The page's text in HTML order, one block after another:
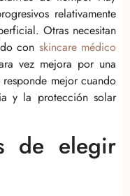
relativamente
Otras necesitan
con skincare médico
vez mejora por una
mejor cuando
y la protección solar
de elegir